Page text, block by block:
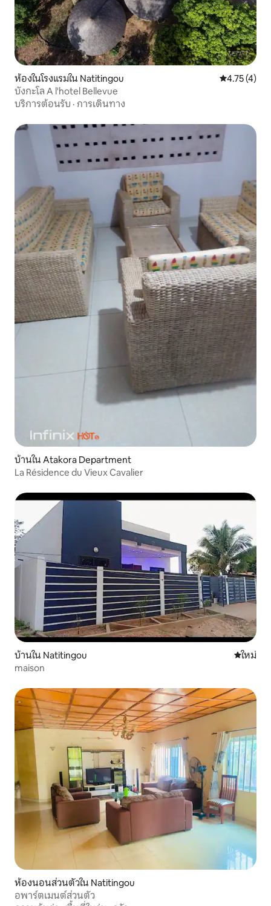
ห้องในโรงแรมใน Natitingou คะแนนเฉลี่ย
4.75 (4)
บังกะโล A l'hotel Bellevue
บริการต้อนรับ · การเดินทาง
บ้านใน Atakora Department
La Résidence du Vieux Cavalier
บ้านใน Natitingou ที่พักใหม่
ใหม่
maison
ห้องนอนส่วนตัวใน Natitingou
อพาร์ตเมนต์ส่วนตัว